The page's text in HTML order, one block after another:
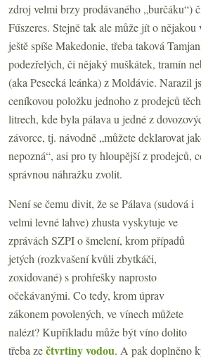
zdroj velmi brzy prodávaného „burčáku“)
Fűszeres. Stejně tak ale může jít o
ještě spíše Makedonie, třeba taková
podezřelých, či nějaký muškátek, tramín
(aka Pesecká leánka) z Moldávie. Narazil
ceníkovou položku jednoho z prodejců
litrech, kde byla pálava u jedné z
závorce, tj. návodně „můžete deklarovat
nepozná“, asi pro ty hloupější z prodejců,
správnou náhražku zvolit.
Není se čemu divit, že se Pálava (sudová i
velmi levné lahve) zhusta vyskytuje ve
zprávách SZPI o šmelení, krom případů
jetých (rozkvašení kvůli zbytkáči,
zoxidované) s prohřešky naprosto
očekávanými. Co tedy, krom úprav
zákonem povolených, ve vínech můžete
nalézt? Kupříkladu může být víno dolito
třeba zečtvrtiny vodou. A pak doplněno